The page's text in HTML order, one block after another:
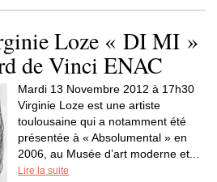
Loze « DI MI »
de Vinci ENAC
Mardi 13 Novembre 2012 à 17h30
Virginie Loze est une artiste
toulousaine qui a notamment été
présentée à « Absolumental » en
2006, au Musée d’art moderne et...
Lire la suite